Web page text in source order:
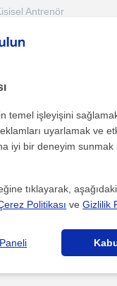
Antrenör
gör
Antrenör
temel işleyişini
uyarlamak ve
iyi bir deneyim
tıklayarak,
Politikası veGizlilik